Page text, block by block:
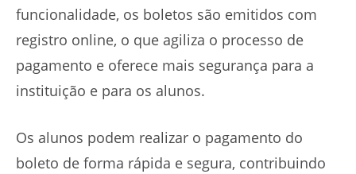
funcionalidade, os boletos são emitidos com
registro online, o que agiliza o processo de
pagamento e oferece mais segurança para a
instituição e para os alunos.
Os alunos podem realizar o pagamento do
boleto de forma rápida e segura, contribuindo